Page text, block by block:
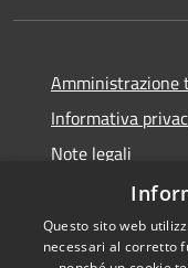
Amministrazione
Informativa
Note legali
Dichiarazione di
Questo sito web
necessari al corretto